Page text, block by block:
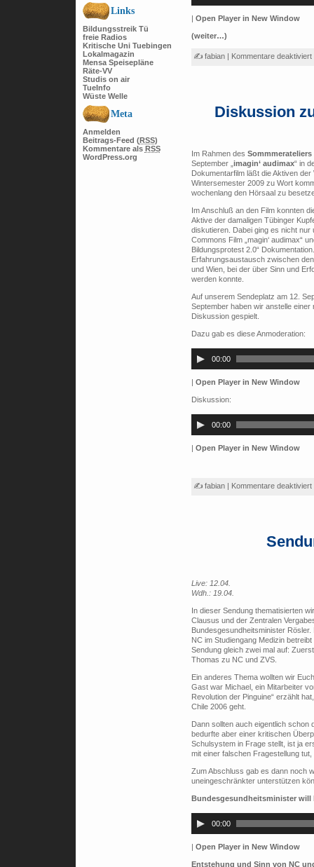
Links
Bildungsstreik Tü
freie Radios
Kritische Uni Tuebingen
Lokalmagazin
Mensa Speisepläne
Räte-VV
Studis on air
TueInfo
Wüste Welle
Meta
Anmelden
Beitrags-Feed (RSS)
Kommentare als RSS
WordPress.org
| Open Player in New Window
(weiter…)
✍ fabian | Kommentare deaktiviert
Diskussion
Im Rahmen des
September „ imagin‘ audimax“ in
Dokumentarfilm läßt die Aktiven
Wintersemester 2009 zu Wort
wochenlang den Hörsaal zu
Im Anschluß an den Film konnten
Aktive der damaligen Tübinger
diskutieren. Dabei ging es nicht
Commons Film „magin‘ audimax“
Bildungsprotest 2.0“
Erfahrungsaustausch zwischen
und Wien, bei der über Sinn und
werden konnte.
Auf unserem Sendeplatz am 12.
September haben wir anstelle
Diskussion gespielt.
Dazu gab es diese Anmoderation:
00:00
| Open Player in New Window
Diskussion:
00:00
| Open Player in New Window
✍ fabian | Kommentare deaktiviert
Live: 12.04.
Wdh.: 19.04.
In dieser Sendung thematisierten
Clausus und der Zentralen
Bundesgesundheitsminister
NC im Studiengang Medizin
Sendung gleich zwei mal auf:
Thomas zu NC und ZVS.
Ein anderes Thema wollten wir
Gast war Michael, ein Mitarbeiter
Revolution der Pinguine“ erzählt
Chile 2006 geht.
Dann sollten auch eigentlich schon
bedurfte aber einer kritischen
Schulsystem in Frage stellt, ist ja
mit einer falschen Fragestellung
Zum Abschluss gab es dann noch
uneingeschränkter unterstützen
Bundesgesundheitsminister will
00:00
| Open Player in New Window
Entstehung und Sinn von NC